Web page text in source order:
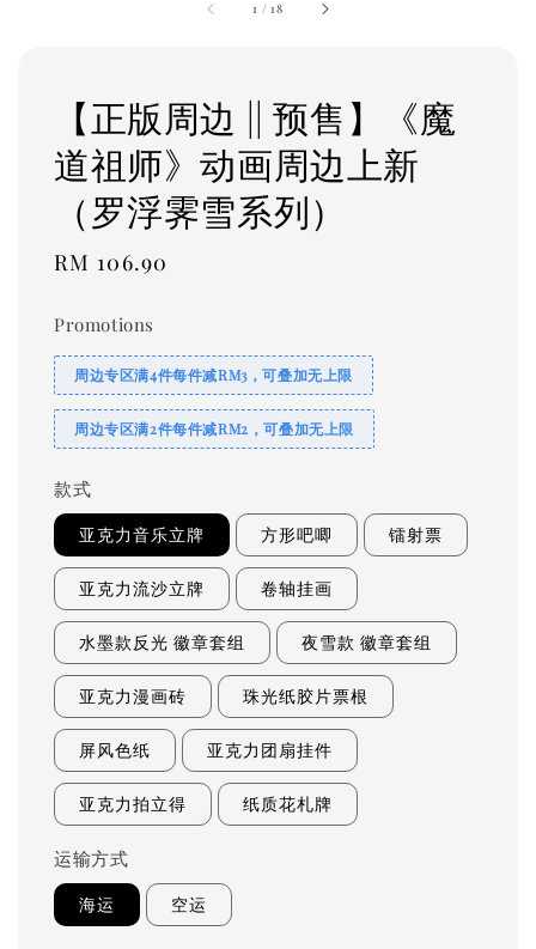
1 /18
【正版周边 || 预售】《魔
道祖师》动画周边上新
（罗浮霁雪系列）
Regular
RM 106.90
Promotions
周边专区满4件每件减RM3，可叠加无上限
周边专区满2件每件减RM2，可叠加无上限
款式
亚克力音乐立牌 方形吧唧 镭射票
亚克力流沙立牌 卷轴挂画
水墨款反光 徽章套组 夜雪款 徽章套组
亚克力漫画砖 珠光纸胶片票根
屏风色纸 亚克力团扇挂件
亚克力拍立得 纸质花札牌
运输方式
海运 空运